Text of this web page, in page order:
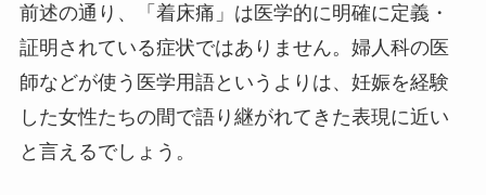
前述の通り、「着床痛」は医学的に明確に定義・
証明されている症状ではありません。婦人科の医
師などが使う医学用語というよりは、妊娠を経験
した女性たちの間で語り継がれてきた表現に近い
と言えるでしょう。